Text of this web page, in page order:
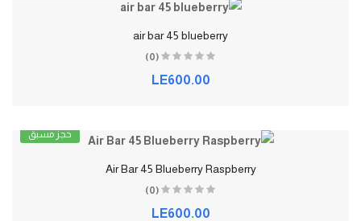
air bar 45 blueberry
(0)
LE600.00
حجز مسبق
Air Bar 45 Blueberry Raspberry
(0)
LE600.00